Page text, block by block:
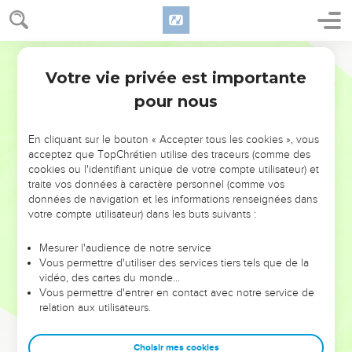
NE MANQUEZ PAS L’ÉVÉNEMENT
DE L’ANNÉE !
ET SI LEURS ERREURS POUVAIENT VOUS ÉVITER LES
VOTRES ?
leur foi ou leur vision. Mais on voit moins les doutes, les erreurs
et les saisons difficiles qu'ils ont traversés, alors même que ce
sont elles qui les ont façonnés.
Dans cette conférence, leaders, entrepreneurs, et responsables
clés pour avancer avec plus de sagesse afin que leurs erreurs
Votre vie privée est importante
pour nous
En cliquant sur le bouton « Accepter tous les cookies », vous
acceptez que TopChrétien utilise des traceurs (comme des
cookies ou l'identifiant unique de votre compte utilisateur) et
traite vos données à caractère personnel (comme vos
données de navigation et les informations renseignées dans
votre compte utilisateur) dans les buts suivants :
Mesurer l'audience de notre service
Vous permettre d'utiliser des services tiers tels que de la
vidéo, des cartes du monde…
Vous permettre d'entrer en contact avec notre service de
relation aux utilisateurs.
Choisir mes cookies